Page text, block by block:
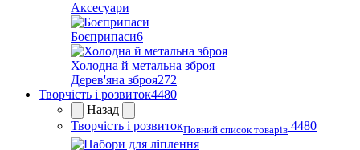
Аксесуари
Боєприпаси6
Холодна й метальна зброя
Дерев'яна зброя272
Творчість і розвиток4480
Назад
Творчість і розвитокПовний список товарів 4480